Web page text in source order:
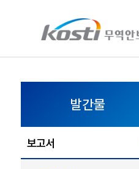
KOSTI 메인
발간물
보고서